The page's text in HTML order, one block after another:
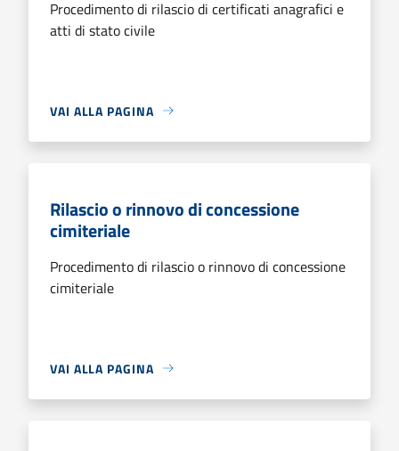
Procedimento di rilascio di certificati anagrafici e
atti di stato civile
VAI ALLA PAGINA
Rilascio o rinnovo di concessione
cimiteriale
Procedimento di rilascio o rinnovo di concessione
cimiteriale
VAI ALLA PAGINA